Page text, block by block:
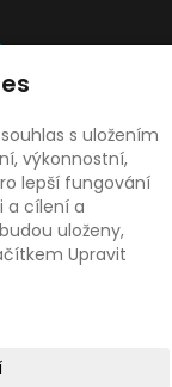
s uložením
výkonnostní,
lepší fungování
a cílení a
uloženy,
Upravit